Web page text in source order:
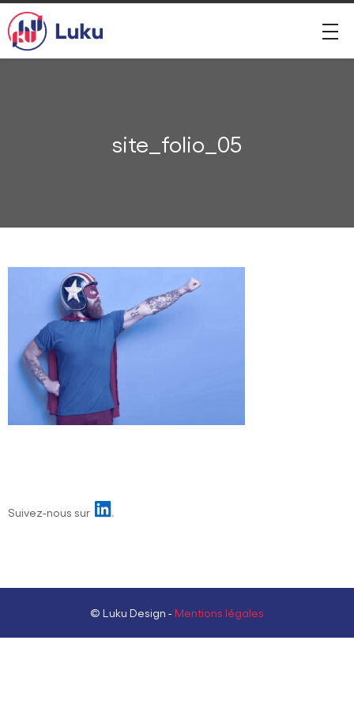
site_folio_05
Suivez-nous sur
© Luku Design - Mentions légales